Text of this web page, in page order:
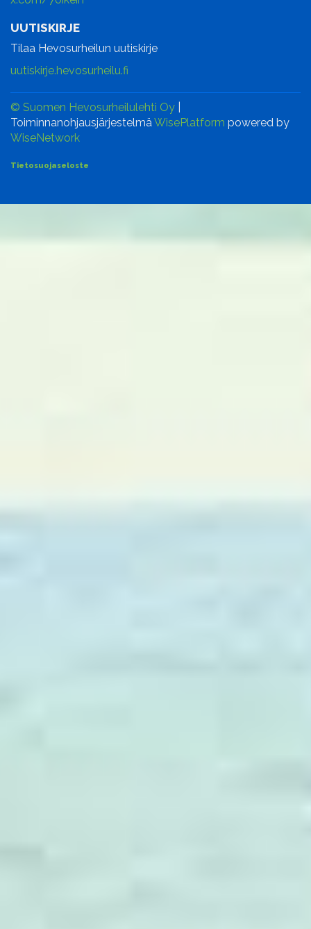
UUTISKIRJE
Tilaa Hevosurheilun uutiskirje
uutiskirje.hevosurheilu.fi
© Suomen Hevosurheilulehti Oy
ToiminnanohjausjärjestelmäWisePlatform powered by
WiseNetwork
Tietosuojaseloste